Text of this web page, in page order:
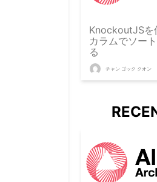
KnockoutJSを
カラムでソー
る
チャン ゴック クオン